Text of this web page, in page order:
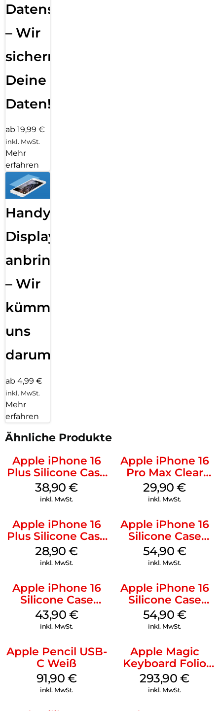
Datensicherung
– Wir
sichern
Deine
Daten!
ab 19,99 €
inkl. MwSt.
Mehr
erfahren
Handy
Displayfolie
anbringen
– Wir
kümmern
uns
darum!
ab 4,99 €
inkl. MwSt.
Mehr
erfahren
Ähnliche Produkte
Apple iPhone 16
Plus Silicone Case
MagSafe Denim
38,90€
inkl. MwSt.
Apple iPhone 16
Pro Max Clear
Case MagSafe
Transparent
29,90€
inkl. MwSt.
Apple iPhone 16
Plus Silicone Case
MagSafe Black
28,90€
inkl. MwSt.
Apple iPhone 16
Silicone Case
MagSafe Black
54,90 €
inkl. MwSt.
Apple iPhone 16
Silicone Case
MagSafe Plum
43,90 €
inkl. MwSt.
Apple iPhone 16
Silicone Case
MagSafe Lake
Green
54,90 €
inkl. MwSt.
Apple Pencil USB-
C Weiß
91,90 €
inkl. MwSt.
Apple Magic
Keyboard Folio
iPad 10.9″ (10.Gen.)
Weiß
293,90€
inkl. MwSt.